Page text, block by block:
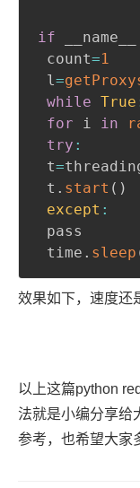
if __name__
count=1
l=
while True
for i in
try :
t=
t . start ( )
except :
pass
time . sleep
效果如下，速度还
以上这篇python
法就是小编分享给
参考，也希望大家